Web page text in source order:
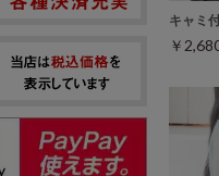
キャミ
￥